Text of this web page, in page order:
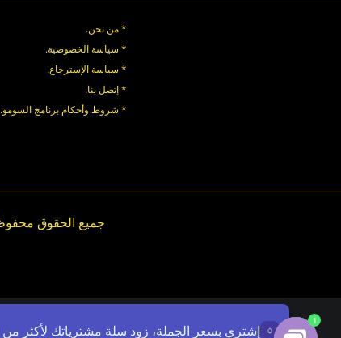
* من نحن.
* سياسة الخصوصية.
* سياسةالإسترجاع.
* إتصل بنا.
* شروط وأحكام برنامج السومو.
إشتري بسعر الجملة، زود سلة مشترياتك لأكثر من 7000ج - استخدم الرمز:
1